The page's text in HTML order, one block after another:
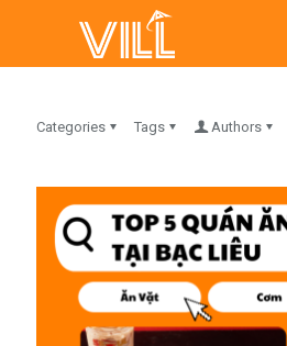
Categories Tags Authors